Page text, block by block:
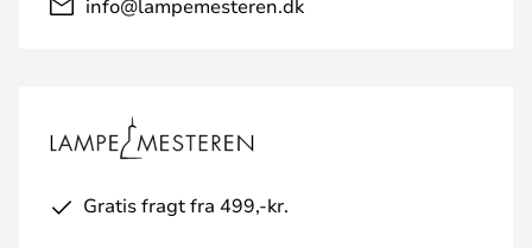
info@lampemesteren.dk
Gratis fragt fra 499,-kr.